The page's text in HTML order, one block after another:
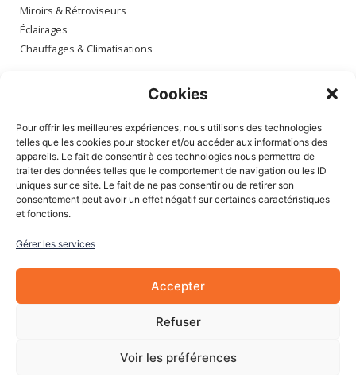
Cookies
Pour offrir les meilleures expériences, nous utilisons des technologies
telles que les cookies pour stocker et/ou accéder aux informations des
appareils. Le fait de consentir à ces technologies nous permettra de
traiter des données telles que le comportement de navigation ou les ID
uniques sur ce site. Le fait de ne pas consentir ou de retirer son
consentement peut avoir un effet négatif sur certaines caractéristiques
et fonctions.
Gérer les services
Accepter
Refuser
Voir les préférences
Miroirs & Rétroviseurs
Éclairages
Chauffages & Climatisations
Mon compte
Mes commandes
Mes adresses
Mon panier
Informations
À Propos de nous
Blog
Mentions légales